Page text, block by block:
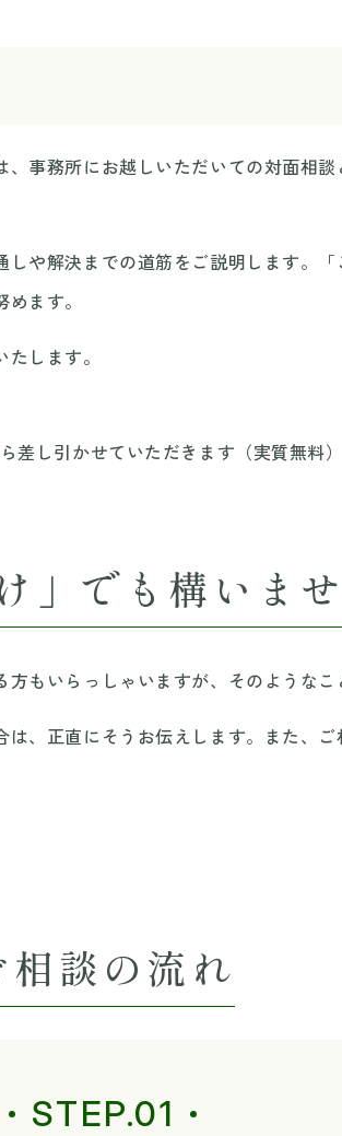
事務所にお越しいただいての対面相
や解決までの道筋をご説明します。
ます。
します。
し引かせていただきます（実質無料）
」でも構いま
もいらっしゃいますが、そのようなこ
、正直にそうお伝えします。また、
相談の流れ
STEP.01